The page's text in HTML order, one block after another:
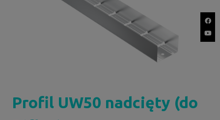
Profil UW50 nadcięty (do